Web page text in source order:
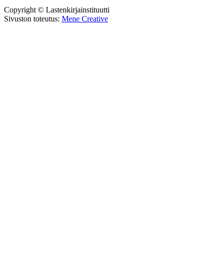
Copyright © Lastenkirjainstituutti
Sivuston toteutus: Mene Creative